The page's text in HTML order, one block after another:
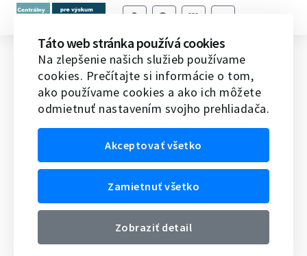
Pilotná výzva na podporu
európskych centier pre startupy a
scaleupy
Domov Veda v EÚ
Novinky vedy a techniky v EÚ
Pilotná výzva na podporu európskych centier pre startupy
a scaleupy
Táto web stránka používá cookies
Na zlepšenie našich služieb používame
cookies. Prečítajte si informácie o tom,
ako používame cookies a ako ich môžete
odmietnuť nastavením svojho prehliadača.
Akceptovať všetko
Zamietnuť všetko
Zobraziť detail